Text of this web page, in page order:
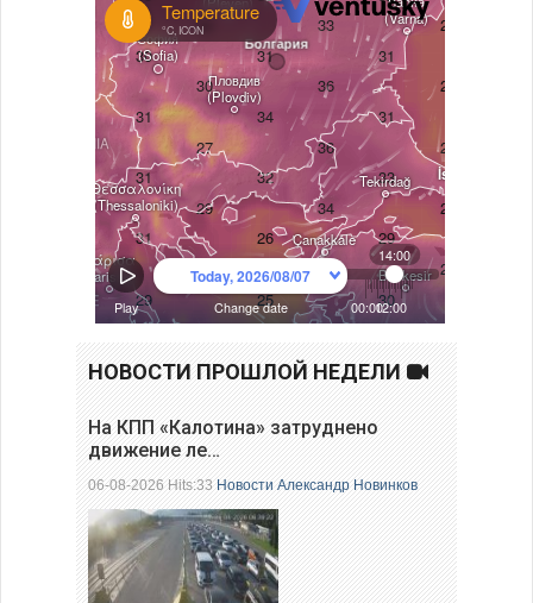
НОВОСТИ ПРОШЛОЙ НЕДЕЛИ
На КПП «Калотина» затруднено
движение ле…
06-08-2026 Hits:33Новости Александр Новинков